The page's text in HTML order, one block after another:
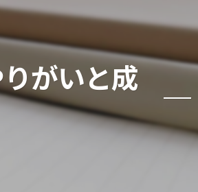
トレス
スピリチュアル
がいと成